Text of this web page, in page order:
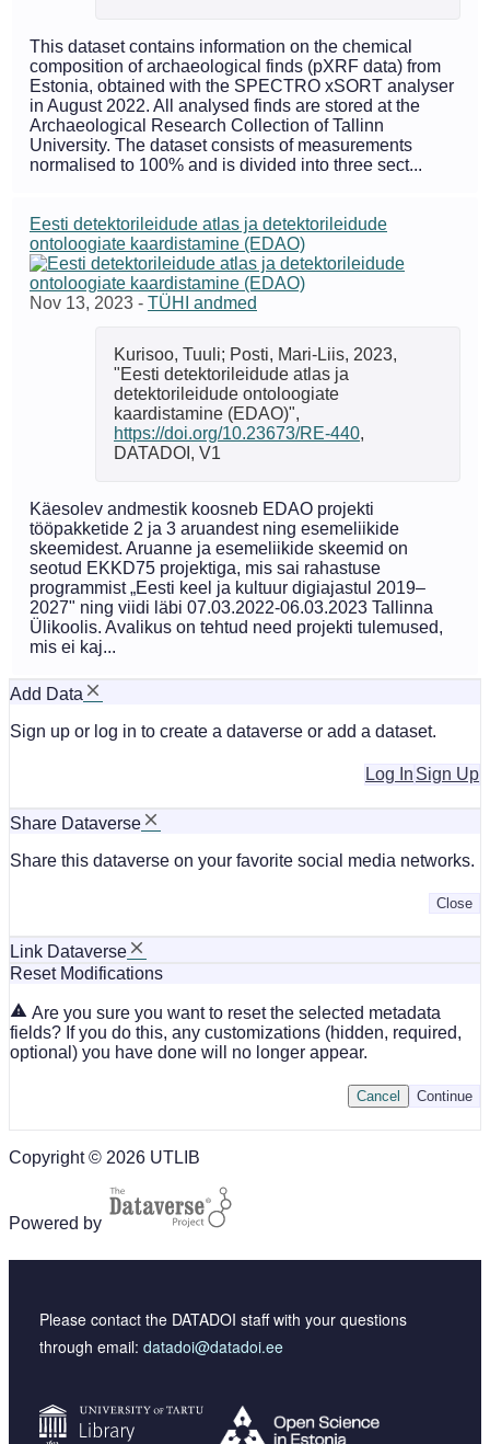
This dataset contains information on the chemical
composition of archaeological finds (pXRF data) from
Estonia, obtained with the SPECTRO xSORT analyser
in August 2022. All analysed finds are stored at the
Archaeological Research Collection of Tallinn
University. The dataset consists of measurements
normalised to 100% and is divided into three sect...
Eesti detektorileidude atlas ja detektorileidude
ontoloogiate kaardistamine (EDAO)
Nov 13, 2023 - TÜHI andmed
Kurisoo, Tuuli; Posti, Mari-Liis, 2023,
"Eesti detektorileidude atlas ja
detektorileidude ontoloogiate
kaardistamine (EDAO)",
https://doi.org/10.23673/RE-440,
DATADOI, V1
Käesolev andmestik koosneb EDAO projekti
tööpakketide 2 ja 3 aruandest ning esemeliikide
skeemidest. Aruanne ja esemeliikide skeemid on
seotud EKKD75 projektiga, mis sai rahastuse
programmist „Eesti keel ja kultuur digiajastul 2019–
2027" ning viidi läbi 07.03.2022-06.03.2023 Tallinna
Ülikoolis. Avalikus on tehtud need projekti tulemused,
mis ei kaj...
Add Data
Sign up or log in to create a dataverse or add a dataset.
Sign Up
Log In
Share Dataverse
Share this dataverse on your favorite social media networks.
Close
Link Dataverse
Reset Modifications
Are you sure you want to reset the selected metadata
fields? If you do this, any customizations (hidden, required,
optional) you have done will no longer appear.
Continue
Cancel
Copyright © 2026 UTLIB
Powered by
Please contact the DATADOI staff with your questions
through email: datadoi@datadoi.ee